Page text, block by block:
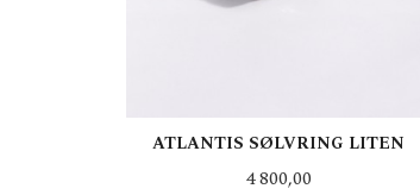
ATLANTIS SØLVRING LITEN
Pris
4 800,00